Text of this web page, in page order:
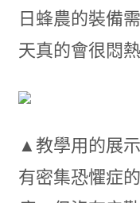
日蜂農的裝備
天真的會很悶
▲教學用的展
有密集恐懼症